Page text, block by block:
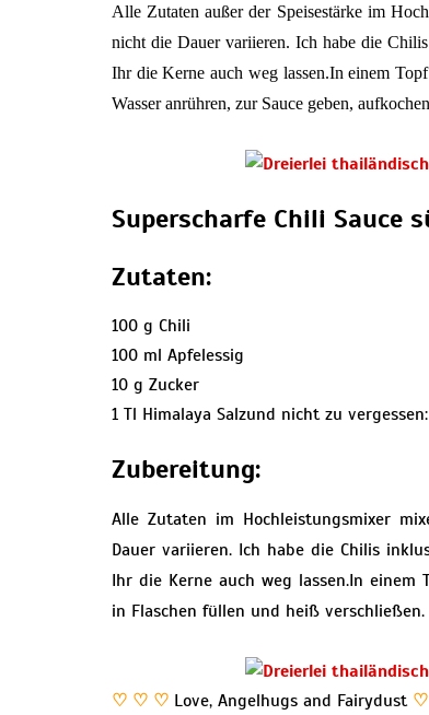
Alle Zutaten außer der Speisestärke im
nicht die Dauer variieren. Ich habe die
Ihr die Kerne auch weg lassen.In einem
Wasser anrühren, zur Sauce geben,
Superscharfe Chili Sauce
Zutaten:
100 g Chili
100 ml Apfelessig
10 g Zucker
1 Tl Himalaya Salzund nicht zu
Zubereitung:
Alle Zutaten im Hochleistungsmixer
Dauer variieren. Ich habe die Chilis
Ihr die Kerne auch weg lassen.In einem
in Flaschen füllen und heiß verschließen.
♡ ♡ ♡ Love, Angelhugs and Fairydust